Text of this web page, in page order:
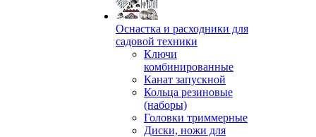
Оснастка и расходники для
садовой техники
Ключи
комбинированные
Канат запускной
Кольца резиновые
(наборы)
Головки триммерные
Диски, ножи для